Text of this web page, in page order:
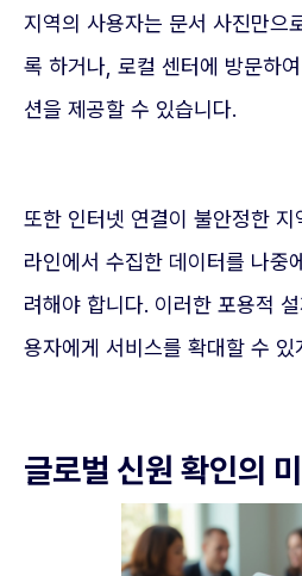
지역의 사용자는 문서 사진만으
록 하거나, 로컬 센터에 방문하
션을 제공할 수 있습니다.
또한 인터넷 연결이 불안정한
라인에서 수집한 데이터를 나중
려해야 합니다. 이러한 포용적
용자에게 서비스를 확대할 수 있
글로벌 신원 확인의